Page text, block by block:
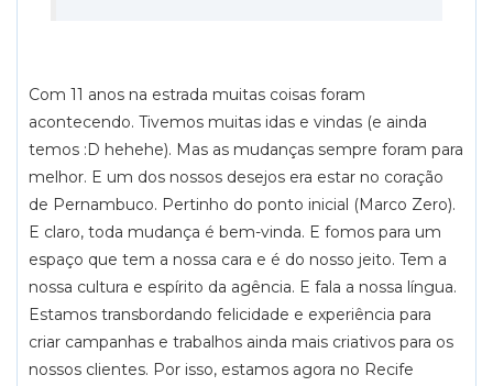
Com 11 anos na estrada muitas coisas foram
acontecendo. Tivemos muitas idas e vindas (e ainda
temos :D hehehe). Mas as mudanças sempre foram para
melhor. E um dos nossos desejos era estar no coração
de Pernambuco. Pertinho do ponto inicial (Marco Zero).
E claro, toda mudança é bem-vinda. E fomos para um
espaço que tem a nossa cara e é do nosso jeito. Tem a
nossa cultura e espírito da agência. E fala a nossa língua.
Estamos transbordando felicidade e experiência para
criar campanhas e trabalhos ainda mais criativos para os
nossos clientes. Por isso, estamos agora no Recife